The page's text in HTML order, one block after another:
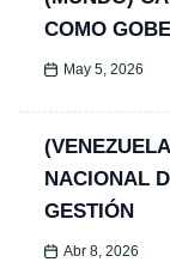
COMO
May 5, 2026
NACIONAL
GESTIÓN
Abr 8, 2026